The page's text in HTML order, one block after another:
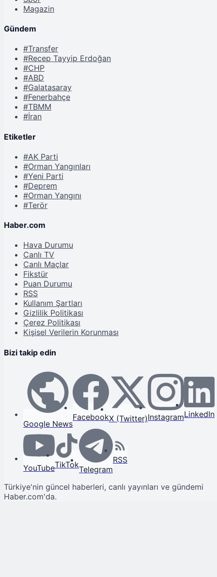
Magazin
Gündem
#Transfer
#Recep Tayyip Erdoğan
#CHP
#ABD
#Galatasaray
#Fenerbahçe
#TBMM
#İran
Etiketler
#AK Parti
#Orman Yangınları
#Yeni Parti
#Deprem
#Orman Yangını
#Terör
Haber.com
Hava Durumu
Canlı TV
Canlı Maçlar
Fikstür
Puan Durumu
RSS
Kullanım Şartları
Gizlilik Politikası
Çerez Politikası
Kişisel Verilerin Korunması
Bizi takip edin
Google News
FacebookX (Twitter)InstagramLinkedIn
YouTubeTikTokTelegram
RSS
Türkiye'nin güncel haberleri, canlı yayınları ve gündemi
Haber.com'da.